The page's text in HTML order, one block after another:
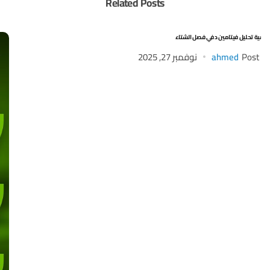
تحليل فيتامين د في فصل الشتاء
ahmed نوفمبر 27, 2025